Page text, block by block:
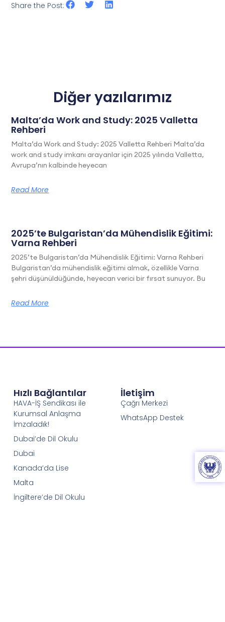
Share the Post:
Diğer yazılarımız
Malta’da Work and Study: 2025 Valletta
Rehberi
Malta’da Work and Study: 2025 Valletta Rehberi Malta’da
work and study imkanı arayanlar için 2025 yılında Valletta,
Avrupa’nın kalbinde heyecan
Read More
2025’te Bulgaristan’da Mühendislik Eğitimi:
Varna Rehberi
2025’te Bulgaristan’da Mühendislik Eğitimi: Varna Rehberi
Bulgaristan’da mühendislik eğitimi almak, özellikle Varna
şehri düşünüldüğünde, heyecan verici bir fırsat sunuyor. Bu
Read More
Hızlı Bağlantılar
HAVA-İŞ Sendikası ile
Kurumsal Anlaşma
İmzaladık!
Dubai’de Dil Okulu
Dubai
Kanada’da Lise
Malta
İngiltere’de Dil Okulu
İletişim
Çağrı Merkezi
WhatsApp Destek